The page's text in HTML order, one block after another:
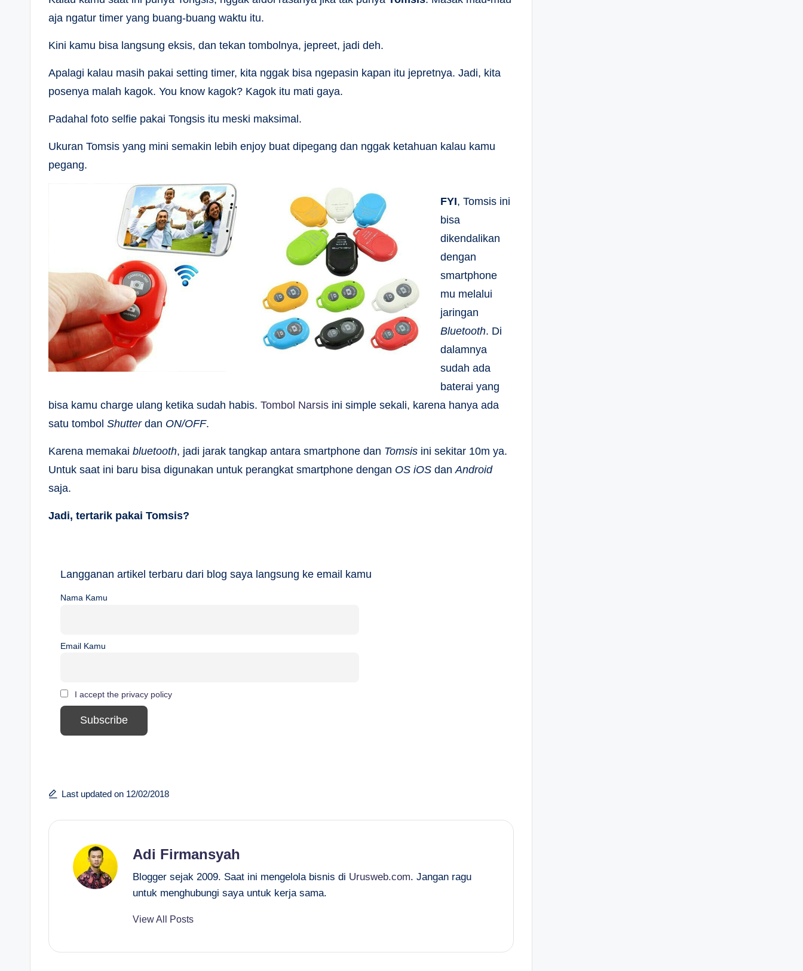
aja ngatur timer yang buang-buang waktu itu.
Kini kamu bisa langsung eksis, dan tekan tombolnya, jepreet, jadi deh.
Apalagi kalau masih pakai setting timer, kita nggak bisa ngepasin kapan itu jepretnya. Jadi, kita
posenya malah kagok. You know kagok? Kagok itu mati gaya.
Padahal foto selfie pakai Tongsis itu meski maksimal.
Ukuran Tomsis yang mini semakin lebih enjoy buat dipegang dan nggak ketahuan kalau kamu
pegang.
FYI, Tomsis ini
bisa
dikendalikan
dengan
smartphone
mu melalui
jaringan
Bluetooth. Di
dalamnya
sudah ada
baterai yang
bisa kamu charge ulang ketika sudah habis. Tombol Narsis ini simple sekali, karena hanya ada
satu tombol Shutterdan ON/OFF.
Karena memakai bluetooth, jadi jarak tangkap antara smartphone dan Tomsis ini sekitar 10m ya.
Untuk saat ini baru bisa digunakan untuk perangkat smartphone dengan OS iOS danAndroid
saja.
Jadi, tertarik pakai Tomsis?
Langganan artikel terbaru dari blog saya langsung ke email kamu
Nama Kamu
Email Kamu
I accept the privacy policy
Last updated on 12/02/2018
Adi Firmansyah
Blogger sejak 2009. Saat ini mengelola bisnis di Urusweb.com. Jangan ragu
untuk menghubungi saya untuk kerja sama.
View All Posts